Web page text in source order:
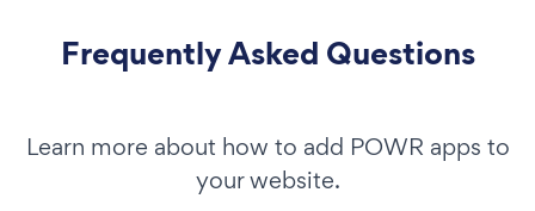
Frequently Asked Questions
Learn more about how to add POWR apps to
your website.